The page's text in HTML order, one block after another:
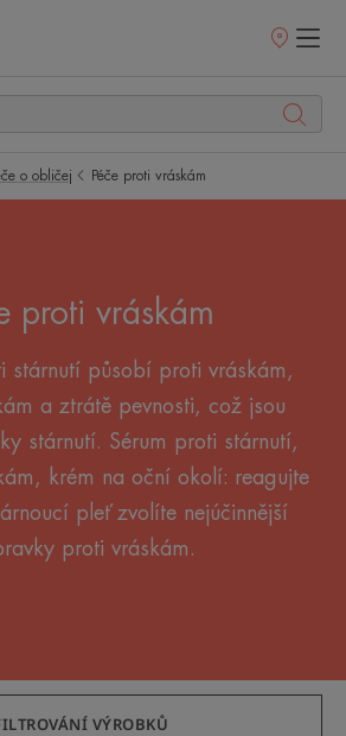
Prodejní
o obličej Péče proti vráskám
proti vráskám
stárnutí působí proti vráskám,
a ztrátě pevnosti, což jsou
stárnutí. Sérum proti stárnutí,
krém na oční okolí: reagujte
pleť zvolíte nejúčinnější
proti vráskám.
VÝROBKŮ